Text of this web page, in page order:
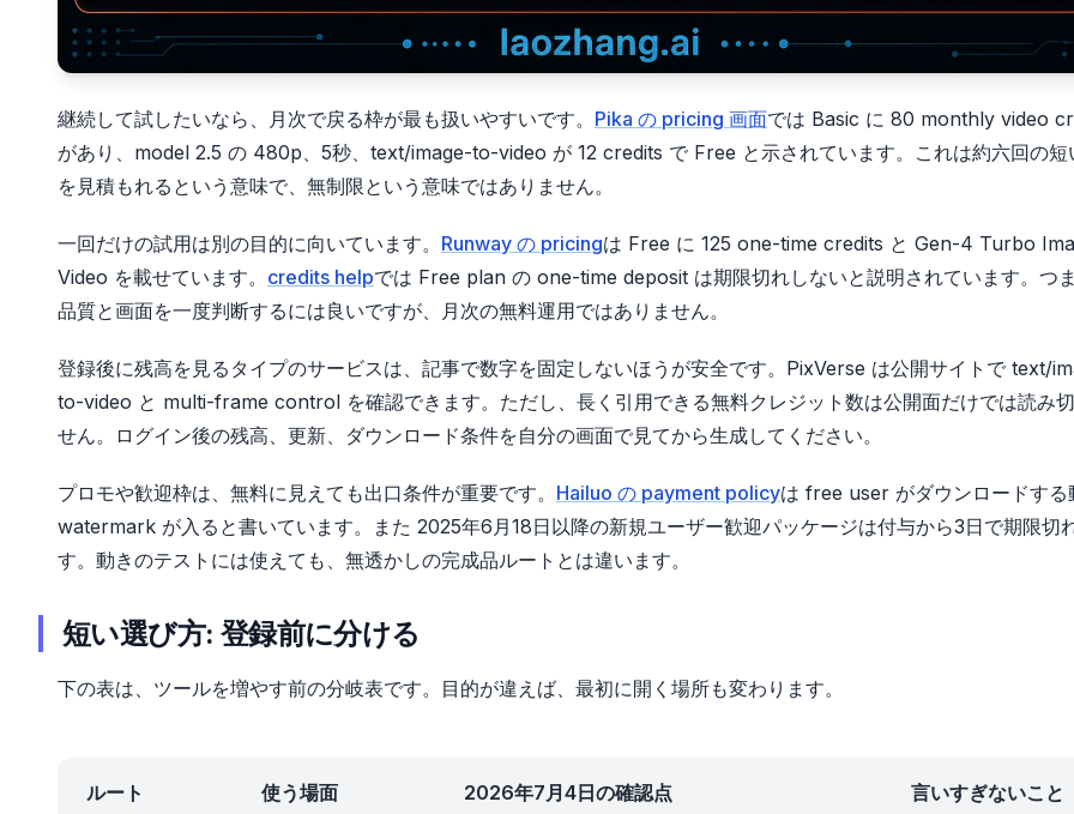
継続して試したいなら、月次で戻る枠が最も扱いやすいです。 Pika の pricing 画面では Basic に 80 monthly video
があり、model 2.5 の 480p、5秒、text/image-to-video が 12 credits で Free と示されています。これは約六回の短
を見積もれるという意味で、無制限という意味ではありません。
一回だけの試用は別の目的に向いています。 Runway の pricingは Free に 125 one-time credits と Gen-4 Turbo
Video を載せています。 credits helpでは Free plan の one-time deposit は期限切れしないと説明されています。つま
品質と画面を一度判断するには良いですが、月次の無料運用ではありません。
登録後に残高を見るタイプのサービスは、記事で数字を固定しないほうが安全です。PixVerse は公開サイトで text/
to-video と multi-frame control を確認できます。ただし、長く引用できる無料クレジット数は公開面だけでは読み
せん。ログイン後の残高、更新、ダウンロード条件を自分の画面で見てから生成してください。
プロモや歓迎枠は、無料に見えても出口条件が重要です。 Hailuo の payment policyは free user がダウンロードする
watermark が入ると書いています。また 2025年6月18日以降の新規ユーザー歓迎パッケージは付与から3日で期限切
す。動きのテストには使えても、無透かしの完成品ルートとは違います。
短い選び方: 登録前に分ける
下の表は、ツールを増やす前の分岐表です。目的が違えば、最初に開く場所も変わります。
ルート 使う場面 2026年7月4日の確認点 言いすぎないこと